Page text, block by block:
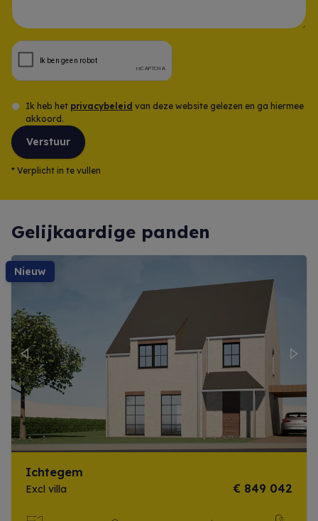
Ik heb het privacybeleid van deze website gelezen en ga hiermee
akkoord.
Verstuur
* Verplicht in te vullen
Gelijkaardige panden
nieuw
Previous Next
Ichtegem
Excl villa € 849 042